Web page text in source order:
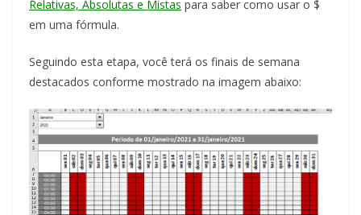
Relativas, Absolutas e Mistas para saber como usar o $
em uma fórmula.
Seguindo esta etapa, você terá os finais de semana
destacados conforme mostrado na imagem abaixo: